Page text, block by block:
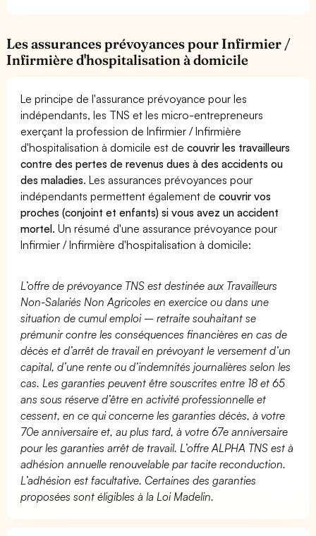
Les assurances prévoyances pour Infirmier /
Infirmière d'hospitalisation à domicile
Le principe de l'assurance prévoyance pour les
indépendants, les TNS et les micro-entrepreneurs
exerçant la profession de Infirmier / Infirmière
d'hospitalisation à domicile est decouvrir les travailleurs
contre des pertes de revenus dues à des accidents ou
des maladies. Les assurances prévoyances pour
indépendants permettent également decouvrir vos
proches (conjoint et enfants) si vous avez un accident
mortel. Un résumé d'une assurance prévoyance pour
Infirmier / Infirmière d'hospitalisation à domicile:
L’offre de prévoyance TNS est destinée aux Travailleurs
Non-Salariés Non Agricoles en exercice ou dans une
situation de cumul emploi – retraite souhaitant se
prémunir contre les conséquences financières en cas de
décès et d’arrêt de travail en prévoyant le versement d’un
capital, d’une rente ou d’indemnités journalières selon les
cas. Les garanties peuvent être souscrites entre 18 et 65
ans sous réserve d’être en activité professionnelle et
cessent, en ce qui concerne les garanties décès, à votre
70e anniversaire et, au plus tard, à votre 67e anniversaire
pour les garanties arrêt de travail. L’offre ALPHA TNS est à
adhésion annuelle renouvelable par tacite reconduction.
L’adhésion est facultative. Certaines des garanties
proposées sont éligibles à la Loi Madelin.